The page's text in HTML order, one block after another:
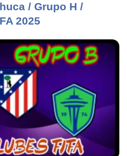
/ Grupo H /
2025